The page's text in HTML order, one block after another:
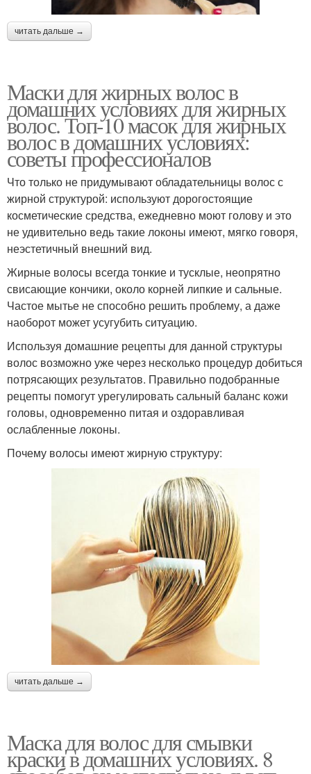
читать дальше →
Маски для жирных волос в
домашних условиях для жирных
волос. Топ-10 масок для жирных
волос в домашних условиях:
советы профессионалов
Что только не придумывают обладательницы волос с
жирной структурой: используют дорогостоящие
косметические средства, ежедневно моют голову и это
не удивительно ведь такие локоны имеют, мягко говоря,
неэстетичный внешний вид.
Жирные волосы всегда тонкие и тусклые, неопрятно
свисающие кончики, около корней липкие и сальные.
Частое мытье не способно решить проблему, а даже
наоборот может усугубить ситуацию.
Используя домашние рецепты для данной структуры
волос возможно уже через несколько процедур добиться
потрясающих результатов. Правильно подобранные
рецепты помогут урегулировать сальный баланс кожи
головы, одновременно питая и оздоравливая
ослабленные локоны.
Почему волосы имеют жирную структуру:
читать дальше →
Маска для волос для смывки
краски в домашних условиях. 8